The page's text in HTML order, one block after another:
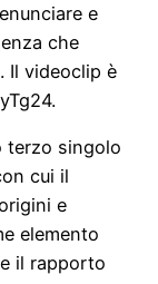
e
che
Il videoclip è
terzo singolo
cui il
e
elemento
il rapporto